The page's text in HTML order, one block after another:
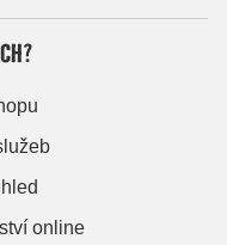
online